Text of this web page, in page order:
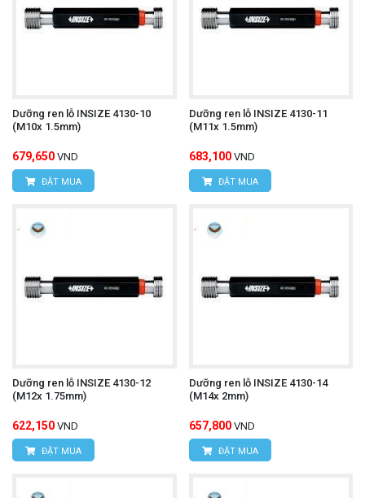
Dưỡng ren lỗ INSIZE 4130-10
(M10x 1.5mm)
679,650 VND
ĐẶT MUA
Dưỡng ren lỗ INSIZE 4130-11
(M11x 1.5mm)
683,100 VND
ĐẶT MUA
Dưỡng ren lỗ INSIZE 4130-12
(M12x 1.75mm)
622,150 VND
ĐẶT MUA
Dưỡng ren lỗ INSIZE 4130-14
(M14x 2mm)
657,800 VND
ĐẶT MUA